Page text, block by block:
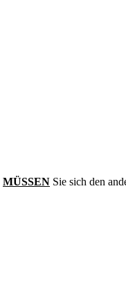
MÜSSEN Sie sich den